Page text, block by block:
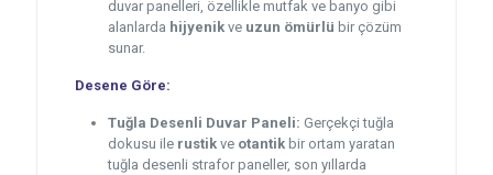
duvar panelleri, özellikle mutfak ve banyo gibi
alanlarda hijyenikve uzun ömürlü bir çözüm
sunar.
Desene Göre:
Tuğla Desenli Duvar Paneli: Gerçekçi tuğla
dokusu ile rustikve otantikbir ortam yaratan
tuğla desenli strafor paneller, son yıllarda